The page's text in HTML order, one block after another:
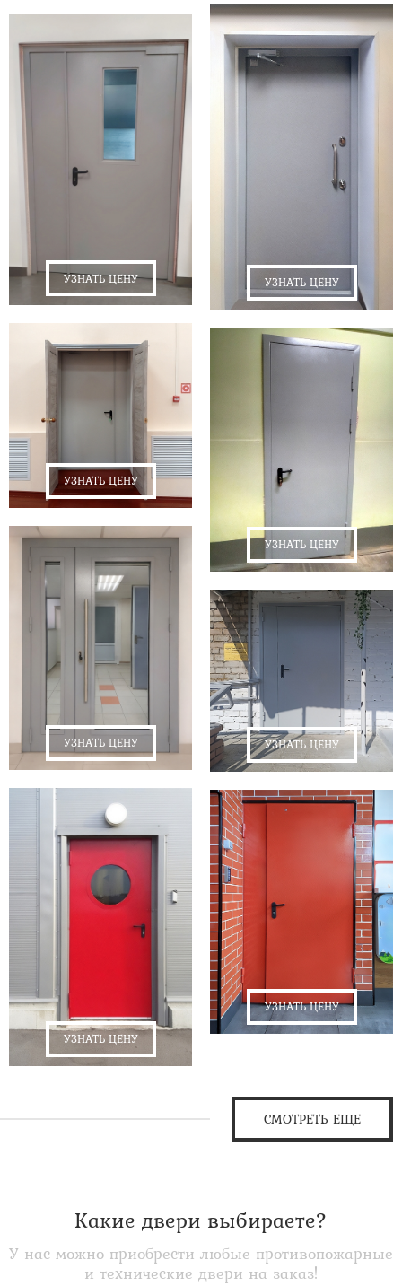
УЗНАТЬ ЦЕНУ
УЗНАТЬ ЦЕНУ
УЗНАТЬ ЦЕНУ
УЗНАТЬ ЦЕНУ
УЗНАТЬ ЦЕНУ
УЗНАТЬ ЦЕНУ
УЗНАТЬ ЦЕНУ
УЗНАТЬ ЦЕНУ
СМОТРЕТЬ ЕЩЕ
Какие двери выбираете?
У нас можно приобрести любые противопожарные
и технические двери на заказ!